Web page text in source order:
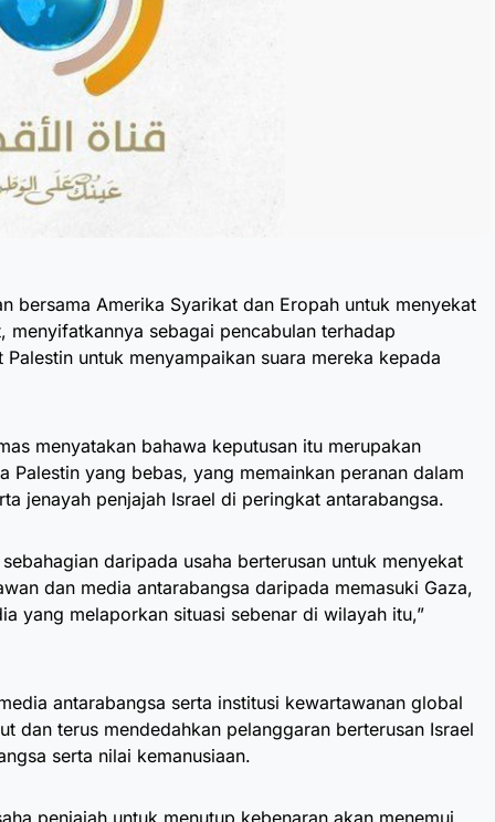
bersama Amerika Syarikat dan Eropah untuk menyekat
menyifatkannya sebagai pencabulan terhadap
untuk menyampaikan suara mereka kepada
menyatakan bahawa keputusan itu merupakan
Palestin yang bebas, yang memainkan peranan dalam
jenayah penjajah Israel di peringkat antarabangsa.
daripada usaha berterusan untuk menyekat
dan media antarabangsa daripada memasuki Gaza,
yang melaporkan situasi sebenar di wilayah itu,”
antarabangsa serta institusi kewartawanan global
dan terus mendedahkan pelanggaran berterusan Israel
serta nilai kemanusiaan.
penjajah untuk menutup kebenaran akan menemui